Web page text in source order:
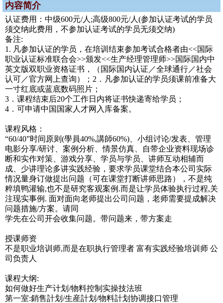
内容简介
认证费用：中级600元/人;高级800元/人(参加认证考试的学员
须交纳此费用，不参加认证考试的学员无须交纳)
备注:
1. 凡参加认证的学员，在培训结束参加考试合格者由<<国际
职业认证标准联合会>>颁发<<生产经理管理师>>国际国内中
英文版双职业资格证书，（国际国内认证／全球通行／社会
认可／官方网上查询）；2．凡参加认证的学员须课前准备大
一寸红底或蓝底数码照片；
3．课程结束后20个工作日内将证书快递寄给学员；
4．可申请中国国家人才网入库备案。
课程风格：
“60/40”时间原则(學員40%,講師60%)、小组讨论/发表、管理
电影分享/研讨、案例分析、情景仿真、自带企业资料现场诊
断和实作对策、游戏分享、学员与学员、讲师互动相辅而
成、少讲理论多讲实践经验，要求学员课堂结合本公司实际
情况量身订做提出问题（可在课堂打断讲师思路），不是纯
粹填鸭灌输,也不是研究客观案例.而是让学员体验执行过程,关
注现实事例. 面对面向老师提出公司问题，老师需要提成解决
问题措施/方案。请同
学先在公司开会收集问题。带问题来，带方案走
授课师资
不是职业培训师,而是在职执行管理者 富有实践经验培训师 公
司负责人
课程大纲:
如何做好生产计划/物料控制实操技法班
第一室:銷售計划/生産計划/物料計划协调接口管理